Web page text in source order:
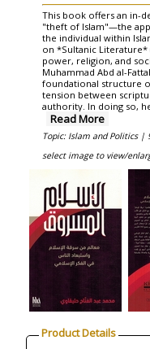
This book offers an in-
"theft of Islam"—the
the individual within
on *Sultanic Literature*
power, religion, and
Muhammad Abd al-
foundational structure
tension between
authority. In doing so,
Read More
Topic: Islam and Politics |
select image to view/
Product Details